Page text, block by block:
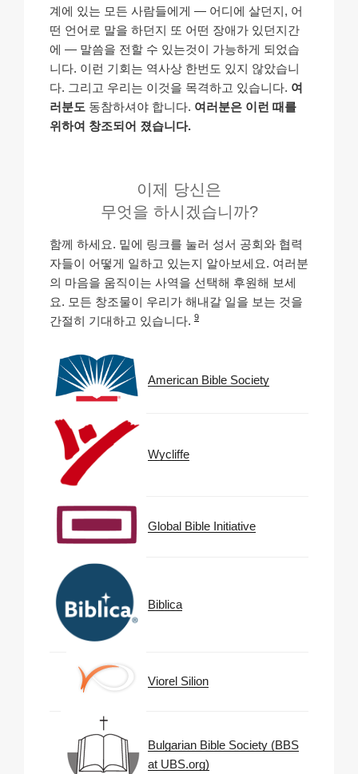
계에 있는 모든 사람들에게 — 어디에 살던지, 어
떤 언어로 말을 하던지 또 어떤 장애가 있던지간
에 — 말씀을 전할 수 있는것이 가능하게 되었습
니다. 이런 기회는 역사상 한번도 있지 않았습니
다. 그리고 우리는 이것을 목격하고 있습니다. 여
러분도 동참하셔야 합니다. 여러분은 이런 때를
위하여 창조되어 졌습니다.
이제 당신은
무엇을 하시겠습니까?
함께 하세요. 밑에 링크를 눌러 성서 공회와 협력
자들이 어떻게 일하고 있는지 알아보세요. 여러분
의 마음을 움직이는 사역을 선택해 후원해 보세
요. 모든 창조물이 우리가 해내갈 일을 보는 것을
간절히 기대하고 있습니다. 9
American Bible Society
Wycliffe
Global Bible Initiative
Biblica
Viorel Silion
Bulgarian Bible Society (BBS
at UBS.org)